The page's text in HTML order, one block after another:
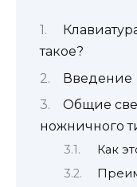
такое?
Введение
Общие
ножничного
Как